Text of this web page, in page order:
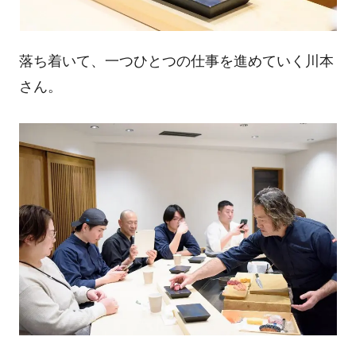
落ち着いて、一つひとつの仕事を進めていく川本
さん。